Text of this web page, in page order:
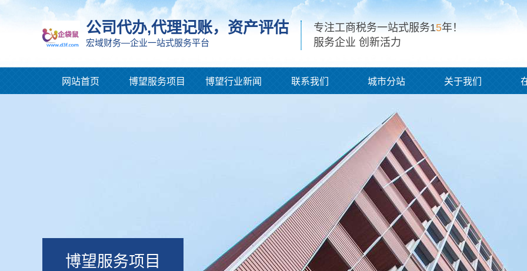
公司代办,代理记账，资产评估
宏域财务—企业一站式服务平台
专注工商税务一站式服务15年！
服务企业 创新活力
网站首页 博望服务项目 博望行业新闻 联系我们 城市分站 关于我们
博望服务项目